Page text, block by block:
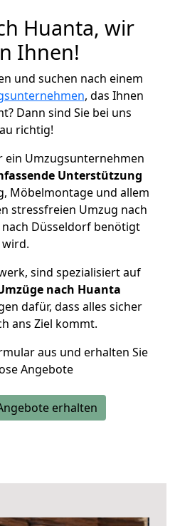
Huanta, wir
Ihnen!
und suchen nach einem
, das Ihnen
Dann sind Sie bei uns
richtig!
ein Umzugsunternehmen
Unterstützung
Möbelmontage und allem
stressfreien Umzug nach
Düsseldorf benötigt
wird.
sind spezialisiert auf
nach Huanta
dafür, dass alles sicher
ans Ziel kommt.
aus und erhalten Sie
Angebote
erhalten